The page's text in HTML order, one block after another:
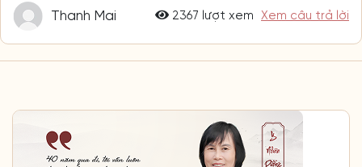
Thanh Mai 2367 lượt xem Xem câu trả lời